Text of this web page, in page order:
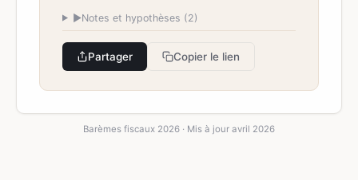
▶Notes et hypothèses (2)
Partager Copier le lien
Barèmes fiscaux 2026 · Mis à jour avril 2026